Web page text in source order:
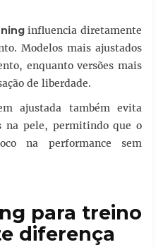
influencia diretamente
Modelos mais ajustados
enquanto versões mais
de liberdade.
ajustada também evita
na pele, permitindo que o
na performance sem
para treino
diferença